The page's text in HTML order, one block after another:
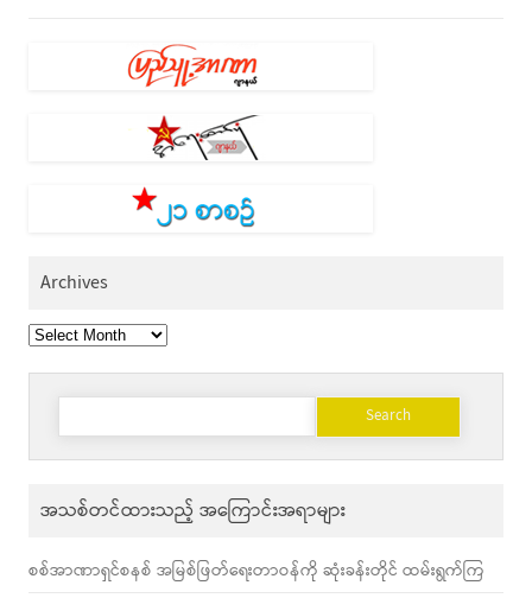
Archives
Archives
Search
အသစ်တင်ထားသည့် အကြောင်းအရာများ
စစ်အာဏာရှင်စနစ် အမြစ်ဖြတ်ရေးတာဝန်ကို ဆုံးခန်းတိုင် ထမ်းရွက်ကြ